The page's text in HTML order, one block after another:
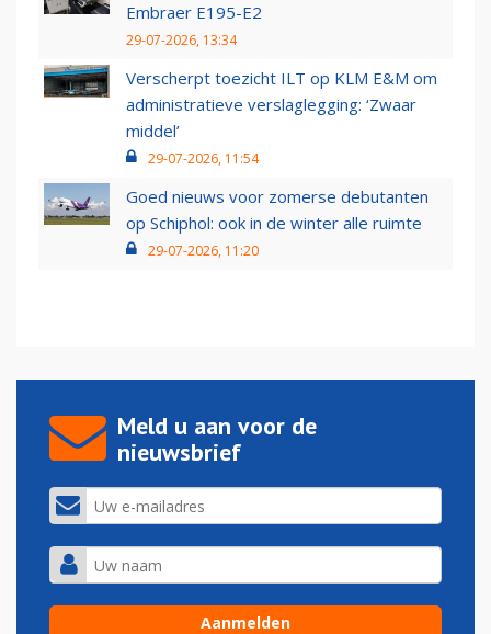
Embraer E195-E2
29-07-2026, 13:34
Verscherpt toezicht ILT op KLM E&M om
administratieve verslaglegging: ‘Zwaar
middel’
29-07-2026, 11:54
Goed nieuws voor zomerse debutanten
op Schiphol: ook in de winter alle ruimte
29-07-2026, 11:20
Meld u aan voor de
nieuwsbrief